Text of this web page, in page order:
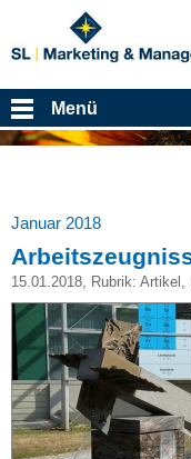
Menü
Januar 2018
15.01.2018, Rubrik: Artikel ,